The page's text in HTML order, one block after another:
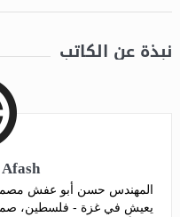
نبذة عن الكاتب
المهندس حسن أبو عفش